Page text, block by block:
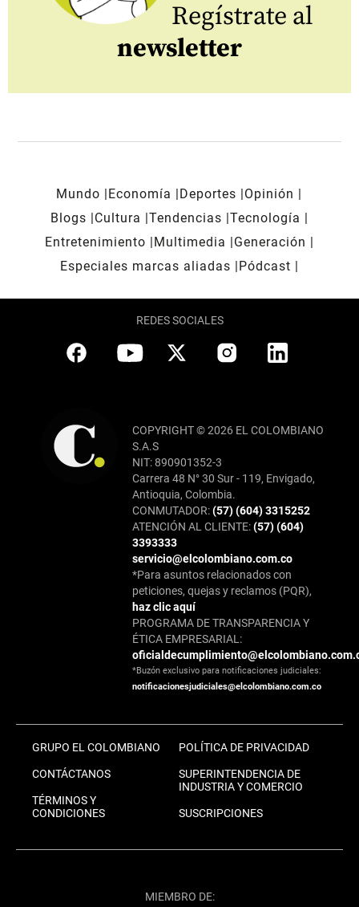
Regístrate al
newsletter
Mundo Economía Deportes
Opinión
Blogs
Cultura Tendencias Tecnología
Entretenimiento
Multimedia
Generación
Especiales marcas aliadas
Pódcast
REDES SOCIALES
COPYRIGHT © 2026 EL COLOMBIANO
S.A.S
NIT: 890901352-3
Carrera 48 N° 30 Sur - 119, Envigado,
Antioquia, Colombia.
CONMUTADOR:(57) (604) 3315252
ATENCIÓN AL CLIENTE:(57) (604)
3393333
servicio@elcolombiano.com.co
*Para asuntos relacionados con
peticiones, quejas y reclamos (PQR),
haz clic aquí
PROGRAMA DE TRANSPARENCIA Y
ÉTICA EMPRESARIAL:
*Buzón exclusivo para notificaciones judiciales:
notificacionesjudiciales@elcolombiano.com.co
GRUPO EL COLOMBIANO
CONTÁCTANOS
TÉRMINOS Y
CONDICIONES
POLÍTICA DE PRIVACIDAD
SUPERINTENDENCIA DE
INDUSTRIA Y COMERCIO
SUSCRIPCIONES
MIEMBRO DE: